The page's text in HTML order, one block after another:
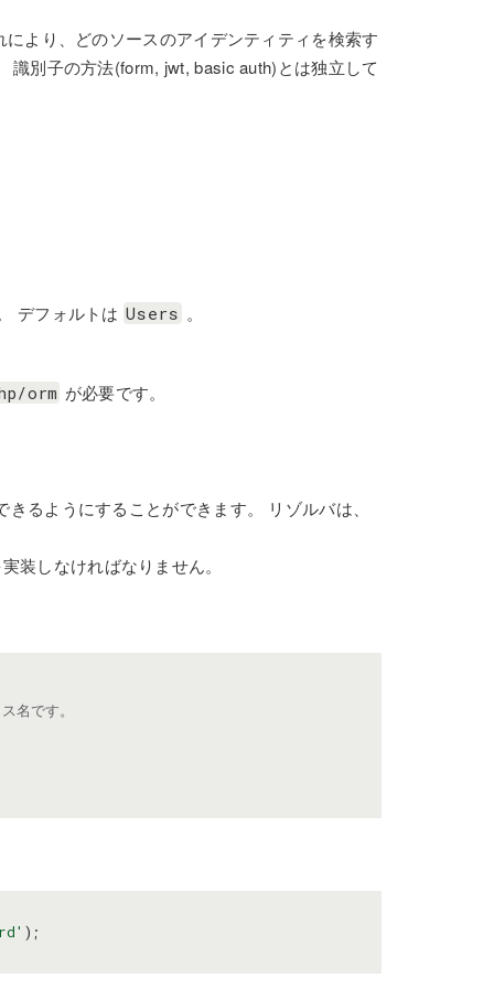
より、どのソースのアイデンティティを検索す
識別子の方法(form, jwt, basic auth)とは独立して
デフォルトは Users 。
orm が必要です。
るようにすることができます。 リゾルバは、
装しなければなりません。
です。
);